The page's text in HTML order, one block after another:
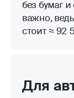
без бумаг
важно,
стоит ≈ 92
Для